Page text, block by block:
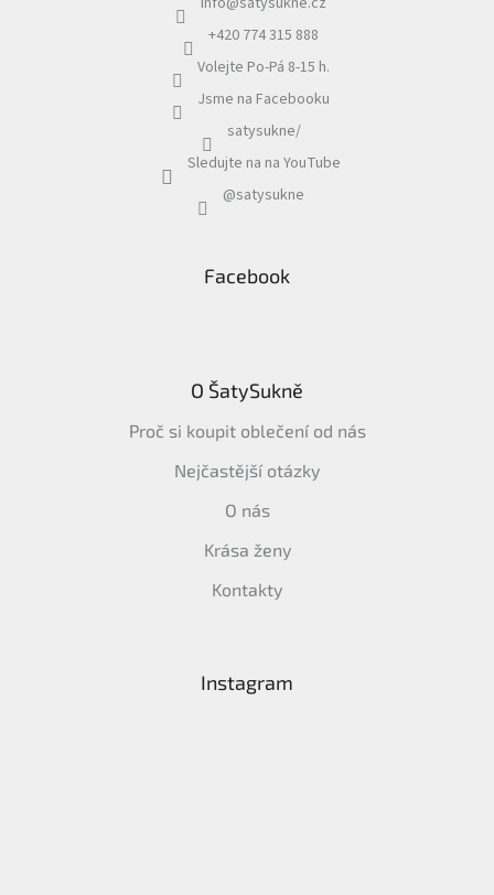
+420 774 315 888
Volejte Po-Pá 8-15 h.
Jsme na Facebooku
satysukne/
Sledujte na na YouTube
@satysukne
Facebook
O ŠatySukně
Proč si koupit oblečení od nás
Nejčastější otázky
O nás
Krása ženy
Kontakty
Instagram